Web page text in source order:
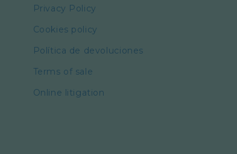
Privacy Policy
Cookies policy
Política de devoluciones
Terms of sale
Online litigation